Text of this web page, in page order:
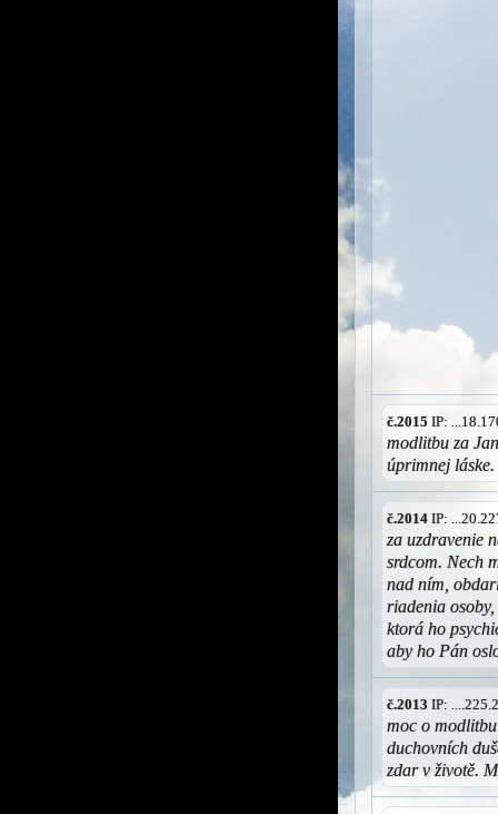
č.2015 IP:
modlitbu za
úprimnej láske.
č.2014 IP:
za uzdravenie
srdcom. Nech
nad ním,
riadenia
ktorá ho
aby ho Pán
č.2013 IP:
moc o
duchovních
zdar v životě.